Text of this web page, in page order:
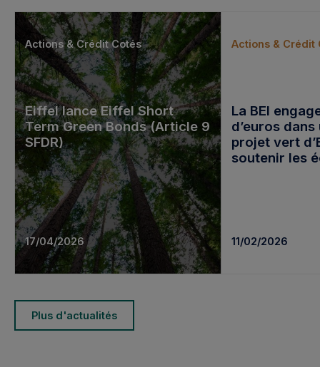
Actions & Crédit Cotés
Eiffel lance Eiffel Short
Term Green Bonds (Article 9
SFDR)
17/04/2026
Actions & Crédit
La BEI
d’euros
projet vert
soutenir les
11/02/2026
Plus d'actualités